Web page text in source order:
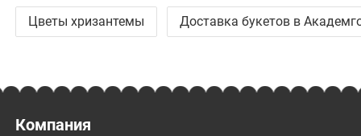
Цветы хризантемы Доставка букетов в
Компания